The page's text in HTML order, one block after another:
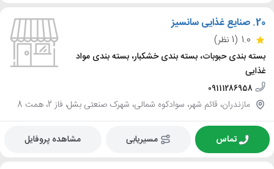
20. صنایع غذایی سانسیز
1.0 (1 نظر)
بسته بندی حبوبات، بسته بندی خشکبار، بسته بندی مواد
غذایی
09111286958
مازندران، قائم شهر، سوادکوه شمالی، شهرک صنعتی بشل، فاز 2، همت 8
تماس مسیریابی مشاهده پروفایل